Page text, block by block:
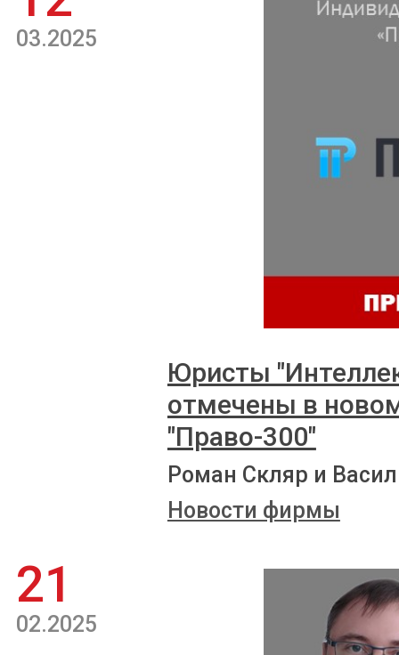
03.2025
Юристы
отмечены в
"Право-300"
Роман Скляр и
Новости фирмы
21
02.2025